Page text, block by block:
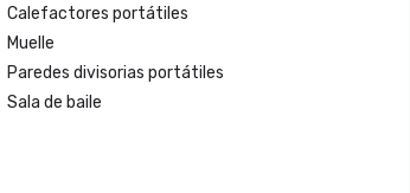
Calefactores portátiles
Muelle
Paredes divisorias portátiles
Sala de baile